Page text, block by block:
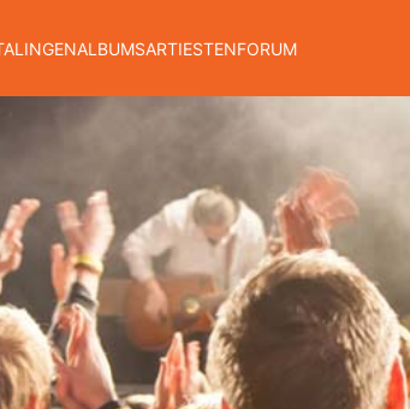
ALBUMSARTIESTENFORUM